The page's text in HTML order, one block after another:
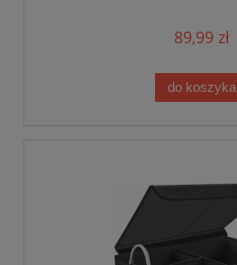
89,99 zł
do koszyka